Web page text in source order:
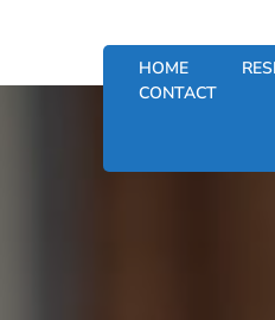
HOME
CONTACT